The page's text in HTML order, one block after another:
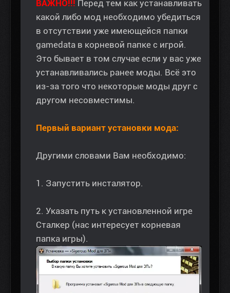
ВАЖНО!!! Перед тем как устанавливать
какой либо мод необходимо убедиться
в отсутствии уже имеющейся папки
gamedata в корневой папке с игрой.
Это бывает в том случае если у вас уже
устанавливались ранее моды. Всё это
из-за того что некоторые моды друг с
другом несовместимы.
Первый вариант установки мода:
Другими словами Вам необходимо:
1. Запустить инсталятор.
2. Указать путь к установленной игре
Сталкер (нас интересует корневая
папка игры).